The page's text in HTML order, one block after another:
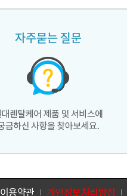
이용약관 개인정보처리방침